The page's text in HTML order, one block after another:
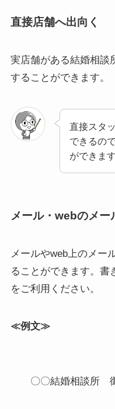
直接店舗へ出向く
実店舗がある結婚相談
することができます。
直接スタ
できるの
ができます
メール・webのメー
メールやweb上のメー
ることができます。書
をご利用ください。
≪例文≫
〇〇結婚相談所